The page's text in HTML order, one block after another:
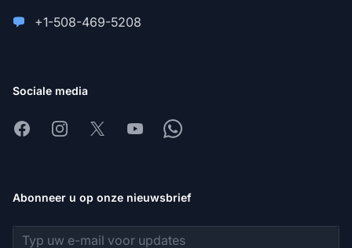
+1-508-469-5208
Sociale media
FacebookInstagram
X YoutubeWhatsapp
Abonneer u op onze nieuwsbrief
E-mailadres